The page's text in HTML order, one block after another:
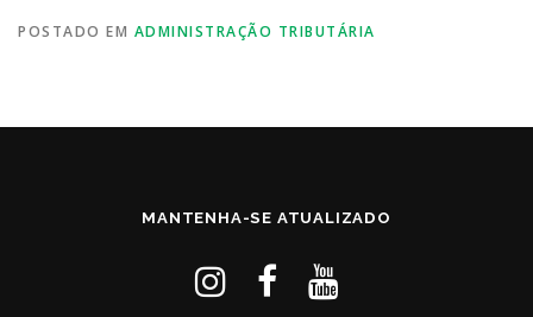
POSTADO EM ADMINISTRAÇÃO TRIBUTÁRIA
MANTENHA-SE ATUALIZADO